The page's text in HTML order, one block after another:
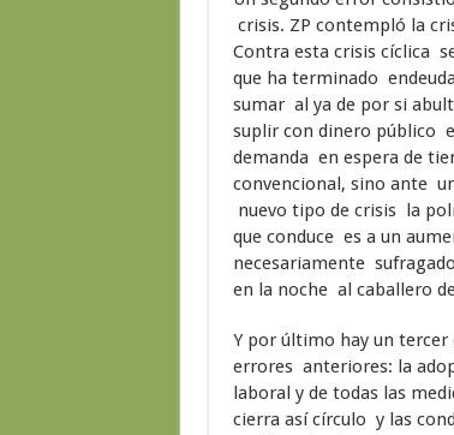
crisis. ZP contempló la
Contra esta crisis cíclica
que ha terminado
sumar al ya de por si
suplir con dinero público
demanda en espera de
convencional, sino ante
nuevo tipo de crisis la
que conduce es a un
necesariamente
en la noche al caballero
Y por último hay un
errores anteriores: la
laboral y de todas las
cierra así círculo y las